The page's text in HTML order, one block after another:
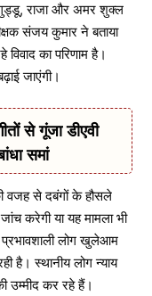
गुड्डू, राजा और अमर शुक्ल
संजय कुमार ने बताया
का परिणाम है।
जाएंगी।
से गूंजा डीएवी
समां
वजह से दबंगों के हौसले
करेगी या यह मामला भी
प्रभावशाली लोग खुलेआम
है। स्थानीय लोग न्याय
उम्मीद कर रहे हैं।